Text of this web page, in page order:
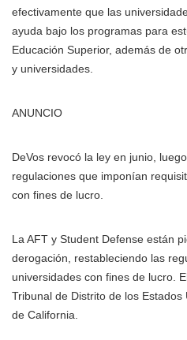
efectivamente que las
ayuda bajo los programas para
Educación Superior, además de
y universidades.
ANUNCIO
DeVos revocó la ley en junio,
regulaciones que imponían
con fines de lucro.
La AFT y Student Defense están
derogación, restableciendo las
universidades con fines de lucro.
Tribunal de Distrito de los
de California.